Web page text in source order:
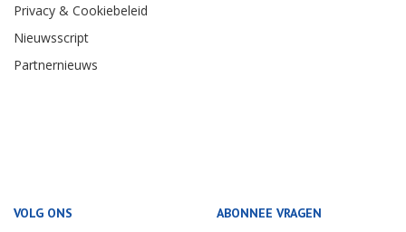
Privacy & Cookiebeleid
Nieuwsscript
Partnernieuws
VOLG ONS ABONNEE VRAGEN